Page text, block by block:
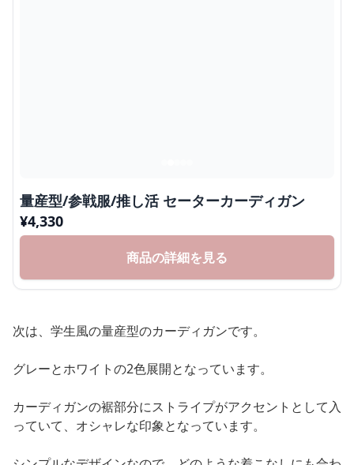
量産型/参戦服/推し活 セーターカーディガン
¥4,330
商品の詳細を見る
次は、学生風の量産型のカーディガンです。
グレーとホワイトの2色展開となっています。
カーディガンの裾部分にストライプがアクセントとして入
っていて、オシャレな印象となっています。